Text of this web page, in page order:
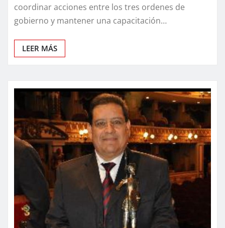
coordinar acciones entre los tres ordenes de
gobierno y mantener una capacitación…
LEER MÁS